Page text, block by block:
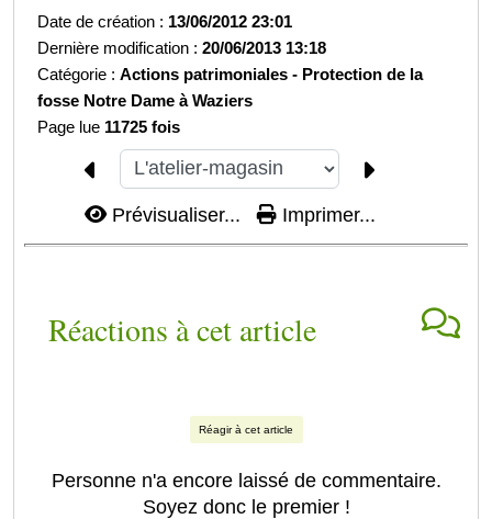
Date de création : 13/06/2012 23:01
Dernière modification :20/06/2013 13:18
Catégorie :Actions patrimoniales - Protection de la
fosse Notre Dame à Waziers
Page lue 11725 fois
Prévisualiser... Imprimer...
Réactions à cet article
Réagir à cet article
Personne n'a encore laissé de commentaire.
Soyez donc le premier !